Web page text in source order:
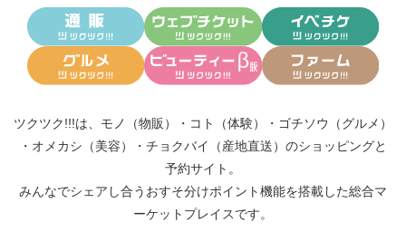
ツクツク!!!は、 モノ（物販） ・ コト（体験） ・ ゴチソウ（グルメ）
・ オメカシ（美容） ・ チョクバイ（産地直送） のショッピングと
予約サイト。
みんなでシェアし合う おすそ分けポイント機能を搭載した総合マ
ーケットプレイスです。